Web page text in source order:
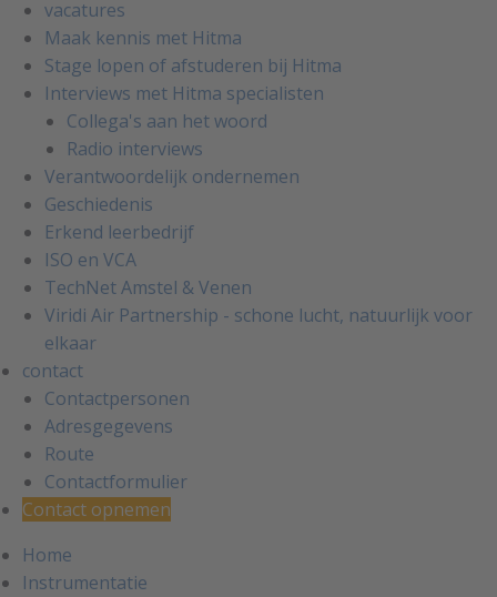
vacatures
Maak kennis met Hitma
Stage lopen of afstuderen bij Hitma
Interviews met Hitma specialisten
Collega's aan het woord
Radio interviews
Verantwoordelijk ondernemen
Geschiedenis
Erkend leerbedrijf
ISO en VCA
TechNet Amstel & Venen
Viridi Air Partnership - schone lucht, natuurlijk voor
elkaar
contact
Contactpersonen
Adresgegevens
Route
Contactformulier
Contact opnemen
Home
Instrumentatie